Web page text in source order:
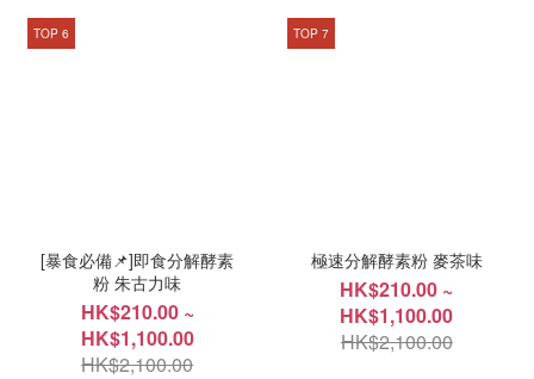
TOP 6
[暴食必備📌]即食分解酵素
粉 朱古力味
HK$210.00 ~
HK$1,100.00
HK$2,100.00
TOP 7
極速分解酵素粉 麥茶味
HK$210.00 ~
HK$1,100.00
HK$2,100.00